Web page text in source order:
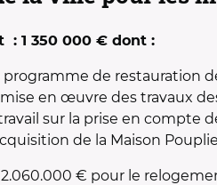
: 1 350 000 € dont :
de restauration
en œuvre des travaux
sur la prise en compte
de la Maison
€ pour le